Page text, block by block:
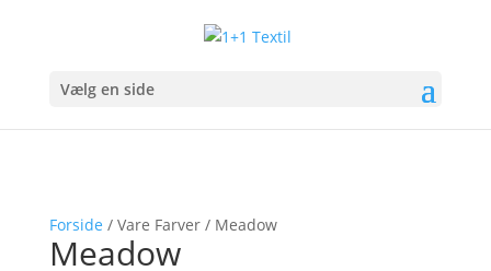
Vælg en side
Forside / Vare Farver / Meadow
Meadow